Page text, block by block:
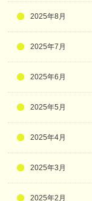
2025年8月
2025年7月
2025年6月
2025年5月
2025年4月
2025年3月
2025年2月